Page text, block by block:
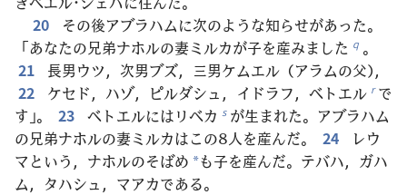
20
その後アブラハムに次のような知らせがあった。
「あなたの兄弟ナホルの妻ミルカが子を産みました q 。
21
長男ウツ，次男ブズ，三男ケムエル（アラムの父），
22
ケセド，ハゾ，ピルダシュ，イドラフ，ベトエル r で
す」。
23 ベトエルにはリベカ s が生まれた。アブラハム
の兄弟ナホルの妻ミルカはこの8人を産んだ。
24
レウ
マという，ナホルのそばめ *も子を産んだ。テバハ，ガハ
ム，タハシュ，マアカである。